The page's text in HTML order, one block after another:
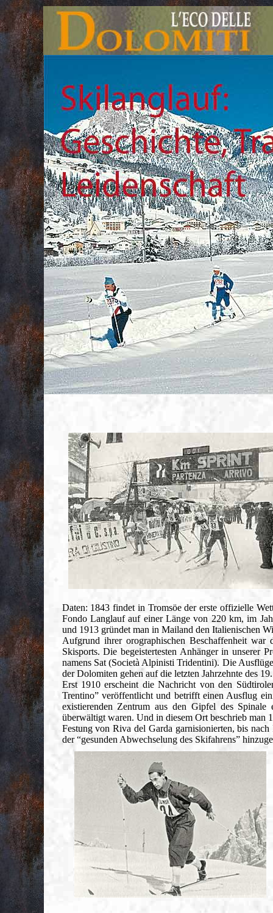
Daten: 1843 findet in Tromsöe der erste offizielle
Fondo Langlauf auf einer Länge von 220 km, im
und 1913 gründet man in Mailand den Italienischen
Aufgrund ihrer orographischen Beschaffenheit
Skisports. Die begeistertesten Anhänger in unserer
namens Sat (Società Alpinisti Tridentini). Die
der Dolomiten gehen auf die letzten Jahrzehnte des
Erst 1910 erscheint die Nachricht von den
Trentino” veröffentlicht und betrifft einen Ausflug
existierenden Zentrum aus den Gipfel des
überwältigt waren. Und in diesem Ort beschrieb man
Festung von Riva del Garda garnisionierten, bis
der “gesunden Abwechselung des Skifahrens”